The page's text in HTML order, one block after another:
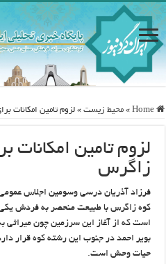
Home
» محيط زيست » لزوم تامین امکانات
لزوم تامین امکانات
زاگرس
فرزاد آذریان درسی وسومین اجلاس
کوه زاگرس با طبیعت منحصر به فردش
است که از آغاز این سرزمین چون میراثی
بویر احمد در جنوب این رشته کوه قرار
حیات وحش است.